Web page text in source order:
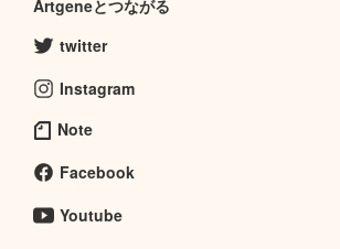
Artgeneとつながる
twitter
Instagram
Note
Facebook
Youtube